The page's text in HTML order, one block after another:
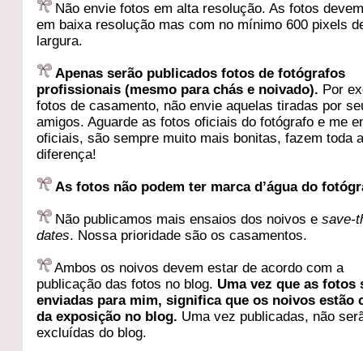
Não envie fotos em alta resolução. As fotos
em baixa resolução mas com no mínimo 600 pixels
largura.
Apenas serão publicados fotos de fotógrafos
profissionais (mesmo para chás e noivado). Por
fotos de casamento, não envie aquelas tiradas por
amigos. Aguarde as fotos oficiais do fotógrafo e me
oficiais, são sempre muito mais bonitas, fazem toda
diferença!
As fotos não podem ter marca d’água do
Não publicamos mais ensaios dos noivos esave-
dates. Nossa prioridade são os casamentos.
Ambos os noivos devem estar de acordo com a
publicação das fotos no blog. Uma vez que as fotos
enviadas para mim, significa que os noivos estão
da exposição no blog. Uma vez publicadas, não
excluídas do blog.